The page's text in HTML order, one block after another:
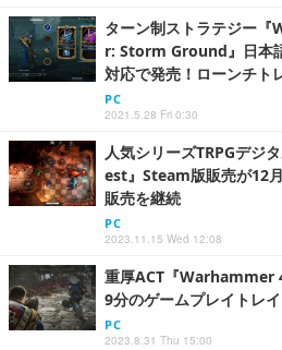
ターン制ストラテジー
r: Storm Ground』日本
対応で発売！ローンチト
PC
2021.5.28 Fri 0:30
人気シリーズTRPGデジ
est』Steam版販売が12
販売を継続
PC
2023.11.15 Wed 12:08
重厚ACT『Warhammer
9分のゲームプレイトレイ
PC
2023.8.31 Thu 15:00